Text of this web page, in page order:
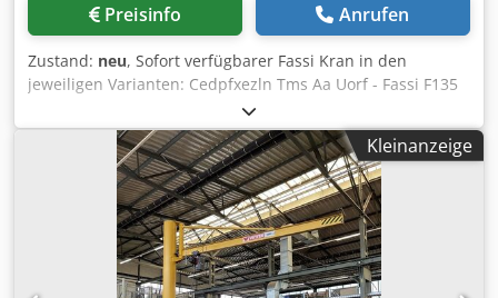
Preisinfo Anrufen
Zustand: neu, Sofort verfügbarer Fassi Kran in den
jeweiligen Varianten: Cedpfxezln Tms Aa Uorf - Fassi F135
A.0.24 (4 Fach Hydraulischer Ausschub) - Fassi F235 A.2.24
(4 Fach Hydraulischer Ausschub) - Fassi F235 A.2.26 (6 Fach
Hydraulischer Ausschub) - Fassi F255 A.2.24 (4 Fach
Hydraulischer Ausschub) - Fassi F255 A.2.26 (6 Fach
Hydraulischer Ausschub) - Fassi F545 RA2.28 (8 Fach
Hydraulischer Ausschub) inkl. Zusatzabstützträger Jeweils
mir sehr guter Ausstattung: - Steueranlage für 2
Zusatzfunktionen mit »2 Schlauchführungen für z.B.
Kleinanzeige